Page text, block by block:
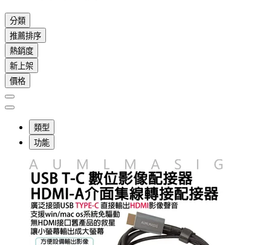
分類
推薦排序
熱銷度
新上架
價格
類型
功能